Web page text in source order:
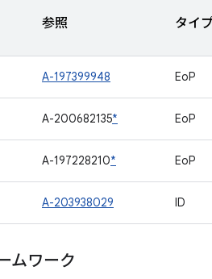
参照 タイ
A-197399948 EoP
A-200682135* EoP
A-197228210* EoP
A-203938029 ID
ムワーク